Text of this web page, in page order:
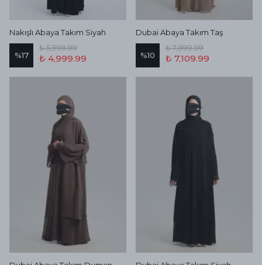
Nakışlı Abaya Takım Siyah
%17
₺ 5,999.99
₺ 4,999.99
Dubai Abaya Takım Taş
%10
₺ 7,899.99
₺ 7,109.99